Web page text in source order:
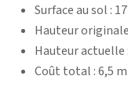
Surface au sol :
Hauteur
Hauteur actuelle
Coût total : 6,5